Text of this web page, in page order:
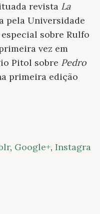
revista La
pela Universidade
sobre Rulfo
vez em
Pitol sobre Pedro
primeira edição
, Google+, Instagra